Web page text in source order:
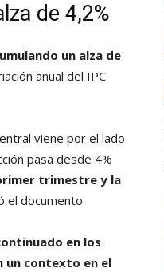
de 4,2%
un alza de
anual del IPC
viene por el lado
pasa desde 4%
trimestre y la
el documento.
en los
un contexto en el